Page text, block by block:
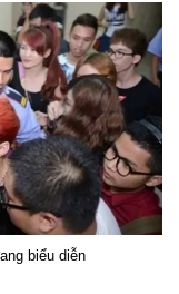
biểu diễn